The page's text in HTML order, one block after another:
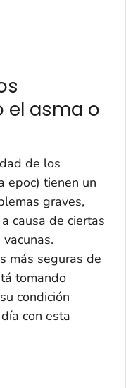
el asma o
de los
epoc) tienen un
graves,
causa de ciertas
más seguras de
tomando
condición
con esta